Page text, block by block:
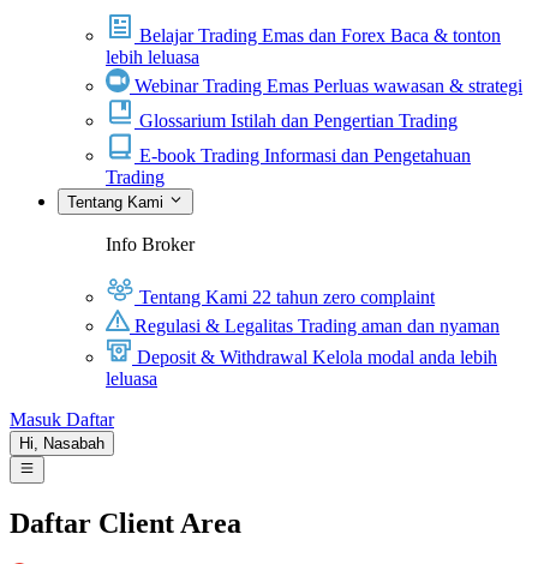
Belajar Trading Emas dan Forex Baca & tonton
lebih leluasa
Webinar Trading Emas Perluas wawasan & strategi
Glossarium Istilah dan Pengertian Trading
E-book Trading Informasi dan Pengetahuan
Trading
Tentang Kami
Info Broker
Tentang Kami 22 tahun zero complaint
Regulasi & Legalitas Trading aman dan nyaman
Deposit & Withdrawal Kelola modal anda lebih
leluasa
Masuk Daftar
Hi, Nasabah
Daftar Client Area